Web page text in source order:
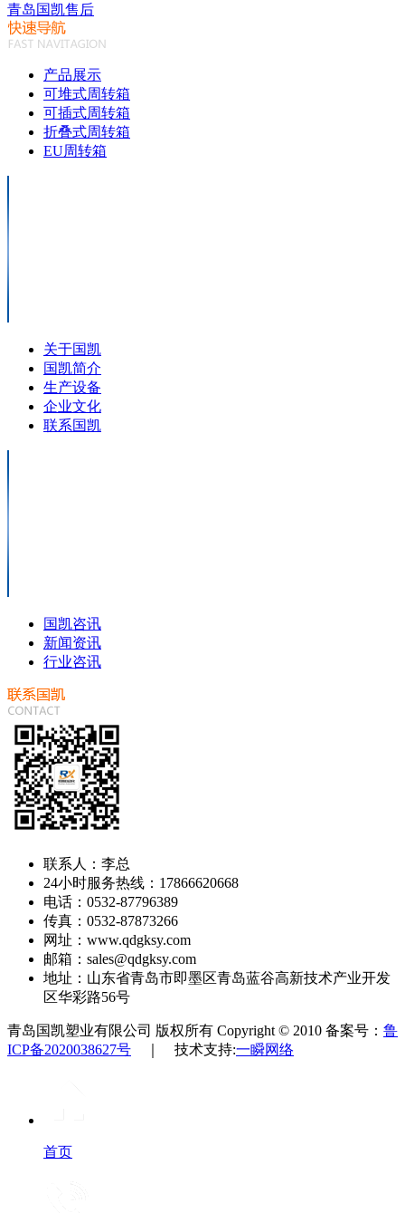
青岛国凯售后
产品展示
可堆式周转箱
可插式周转箱
折叠式周转箱
EU周转箱
关于国凯
国凯简介
生产设备
企业文化
联系国凯
国凯咨讯
新闻资讯
行业咨讯
联系人：李总
24小时服务热线：17866620668
电话：0532-87796389
传真：0532-87873266
网址：www.qdgksy.com
邮箱：sales@qdgksy.com
地址：山东省青岛市即墨区青岛蓝谷高新技术产业开发
区华彩路56号
青岛国凯塑业有限公司 版权所有 Copyright © 2010 备案号： 鲁
ICP备2020038627号 ｜ 技术支持:一瞬网络
首页